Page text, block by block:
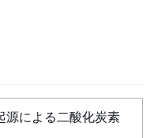
源による二酸化炭素